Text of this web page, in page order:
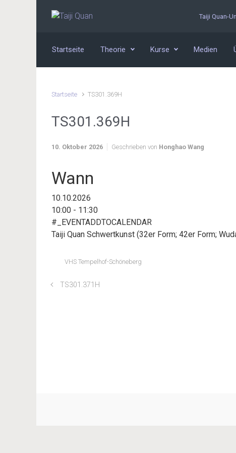
Zum Hauptinhalt springen Taiji Quan-
Startseite Theorie Kurse Medien
Startseite TS301.369H
TS301.369H
10. Oktober 2026 Geschrieben von Honghao Wang
Wann
10.10.2026
10:00 - 11:30
#_EVENTADDTOCALENDAR
Taiji Quan Schwertkunst (32er Form; 42er Form;
VHS Tempelhof-Schöneberg
TS301.371H